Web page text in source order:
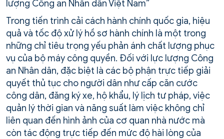
lượng Công an Nhân dân Việt Nam”
Trong tiến trình cải cách hành chính quốc gia, hiệu
quả và tốc độ xử lý hồ sơ hành chính là một trong
những chỉ tiêu trọng yếu phản ánh chất lượng phục
vụ của bộ máy công quyền. Đối với lực lượng Công
an Nhân dân, đặc biệt là các bộ phận trực tiếp giải
quyết thủ tục cho người dân như cấp căn cước
công dân, đăng ký xe, hộ khẩu, lý lịch tư pháp, việc
quản lý thời gian và năng suất làm việc không chỉ
liên quan đến hình ảnh của cơ quan nhà nước mà
còn tác động trực tiếp đến mức độ hài lòng của